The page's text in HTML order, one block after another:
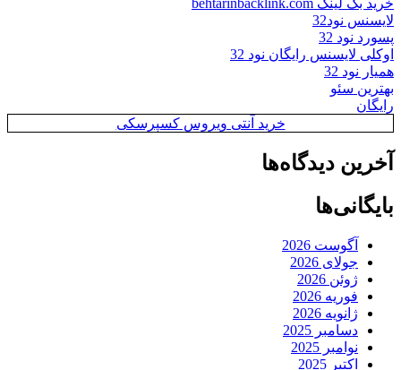
خرید بک لینک behtarinbacklink.com
لایسنس نود32
پسورد نود 32
اوکلی لایسنس رایگان نود 32
همیار نود 32
بهترین سئو
رایگان
خرید آنتی ویروس کسپرسکی
آخرین دیدگاه‌ها
بایگانی‌ها
آگوست 2026
جولای 2026
ژوئن 2026
فوریه 2026
ژانویه 2026
دسامبر 2025
نوامبر 2025
اکتبر 2025